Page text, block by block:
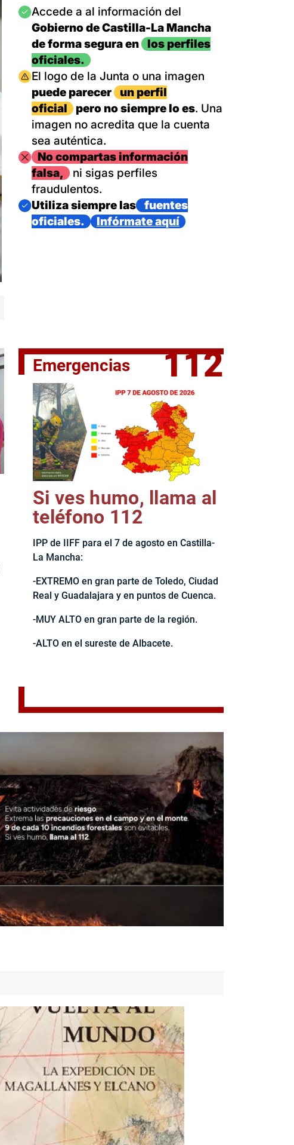
El jefe del Ejecutivo castellanomanchego, Emiliano García-
Imagen
Accede a al información del
Gobierno de Castilla-La Mancha
de forma segura en
los perfiles
oficiales.
Imagen
El logo de la Junta o una imagen
puede parecer
un perfil
oficial
pero no siempre lo es. Una
imagen no acredita que la cuenta
sea auténtica.
ImagenNo compartas información
falsa,
ni sigas perfiles
fraudulentos.
Imagen
Utiliza siempre las
fuentes
oficiales.
Infórmate aquí
Emergencias 112
Si ves humo, llama al
teléfono 112
IPP de IIFF para el 7 de agosto en Castilla-
La Mancha:
-EXTREMO en gran parte de Toledo, Ciudad
Real y Guadalajara y en puntos de Cuenca.
-MUY ALTO en gran parte de la región.
-ALTO en el sureste de Albacete.